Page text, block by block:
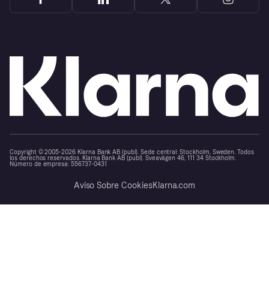
Copyright © 2005-2026 Klarna Bank AB (publ). Sede central: Stockholm, Sweden. Todos
los derechos reservados. Klarna Bank AB (publ). Sveavägen 46, 111 34 Stockholm.
Número de empresa: 556737-0431
Aviso Sobre CookiesKlarna.com